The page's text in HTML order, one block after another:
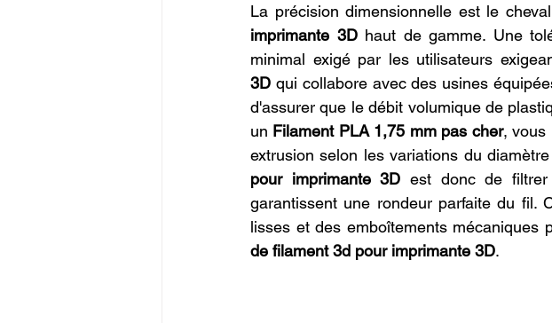
La précision dimensionnelle est le
imprimante 3D haut de gamme. Une
minimal exigé par les utilisateurs
3D qui collabore avec des usines
d'assurer que le débit volumique de
un Filament PLA 1,75 mm pas cher, vous
extrusion selon les variations du
pour imprimante 3D est donc de
garantissent une rondeur parfaite du fil.
lisses et des emboîtements mécaniques
de filament 3d pour imprimante 3D.